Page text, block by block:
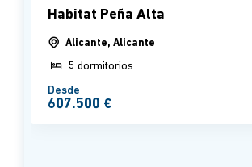
Habitat Peña Alta
Alicante, Alicante
5 dormitorios
Desde
607.500 €